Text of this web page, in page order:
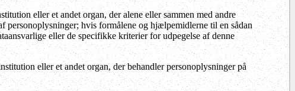
eller et andet organ, der alene eller sammen med andre
hvis formålene og hjælpemidlerne til en sådan
eller de specifikke kriterier for udpegelse af denne
eller et andet organ, der behandler personoplysninger på